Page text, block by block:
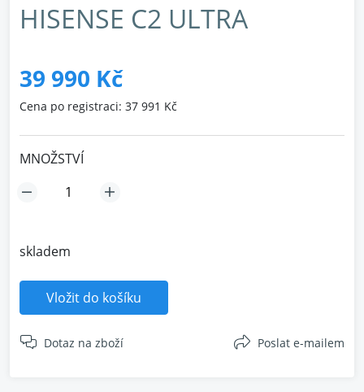
HISENSE C2 ULTRA
39 990 Kč
Cena po registraci: 37 991 Kč
MNOŽSTVÍ
skladem
Vložit do košíku
Dotaz na zboží Poslat e-mailem